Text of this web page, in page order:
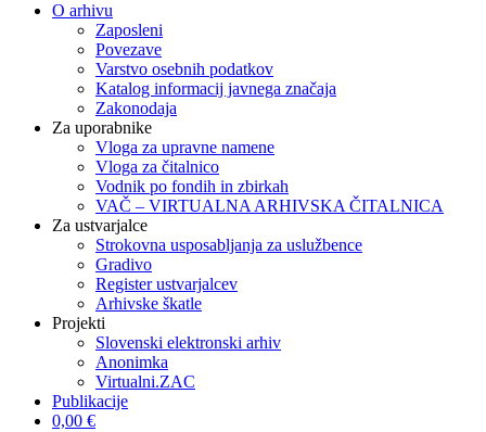
O arhivu
Zaposleni
Povezave
Varstvo osebnih podatkov
Katalog informacij javnega značaja
Zakonodaja
Za uporabnike
Vloga za upravne namene
Vloga za čitalnico
Vodnik po fondih in zbirkah
VAČ – VIRTUALNA ARHIVSKA ČITALNICA
Za ustvarjalce
Strokovna usposabljanja za uslužbence
Gradivo
Register ustvarjalcev
Arhivske škatle
Projekti
Slovenski elektronski arhiv
Anonimka
Virtualni.ZAC
Publikacije
0,00 €